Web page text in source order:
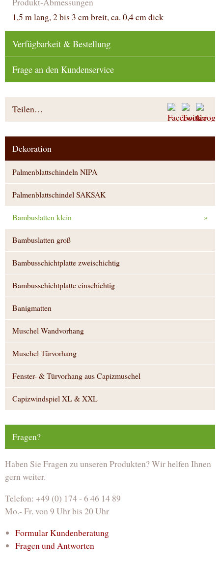
1,5 m lang, 2 bis 3 cm breit, ca. 0,4 cm dick
Verfügbarkeit & Bestellung
Frage an den Kundenservice
Teilen…
Dekoration
Palmenblattschindeln NIPA
Palmenblattschindel SAKSAK
Bambuslatten klein »
Bambuslatten groß
Bambusschichtplatte zweischichtig
Bambusschichtplatte einschichtig
Banigmatten
Muschel Wandvorhang
Muschel Türvorhang
Fenster- & Türvorhang aus Capizmuschel
Capizwindspiel XL & XXL
Fragen?
Haben Sie Fragen zu unseren Produkten? Wir helfen Ihnen
gern weiter.
Telefon: +49 (0) 174 - 6 46 14 89
Mo.- Fr. von 9 Uhr bis 20 Uhr
Formular Kundenberatung
Fragen und Antworten